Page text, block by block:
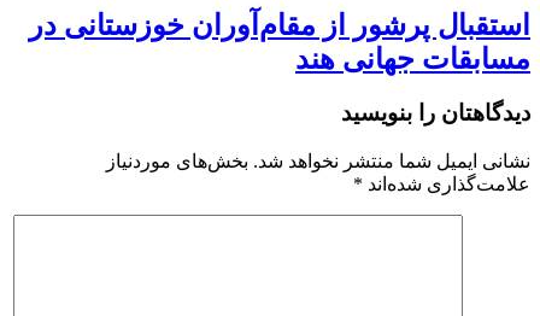
استقبال پرشور از مقام‌آوران خوزستانی در
مسابقات جهانی هند
دیدگاهتان را بنویسید
نشانی ایمیل شما منتشر نخواهد شد. بخش‌های موردنیاز
علامت‌گذاری شده‌اند *